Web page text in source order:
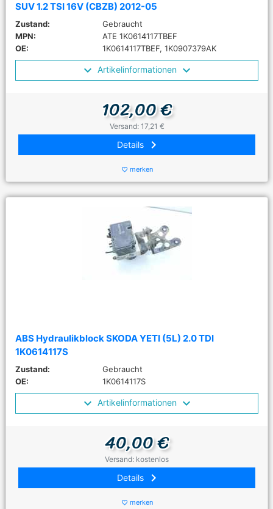
SUV 1.2 TSI 16V (CBZB) 2012-05
Zustand:
Gebraucht
MPN:
ATE 1K0614117TBEF
OE:
1K0614117TBEF, 1K0907379AK
Artikelinformationen
102,00 €
Versand: 17,21 €
Details keyboard_arrow_right
favorite_border merken
ABS Hydraulikblock SKODA YETI (5L) 2.0 TDI
1K0614117S
Zustand:
Gebraucht
OE:
1K0614117S
Artikelinformationen
40,00 €
Versand: kostenlos
Details keyboard_arrow_right
favorite_border merken